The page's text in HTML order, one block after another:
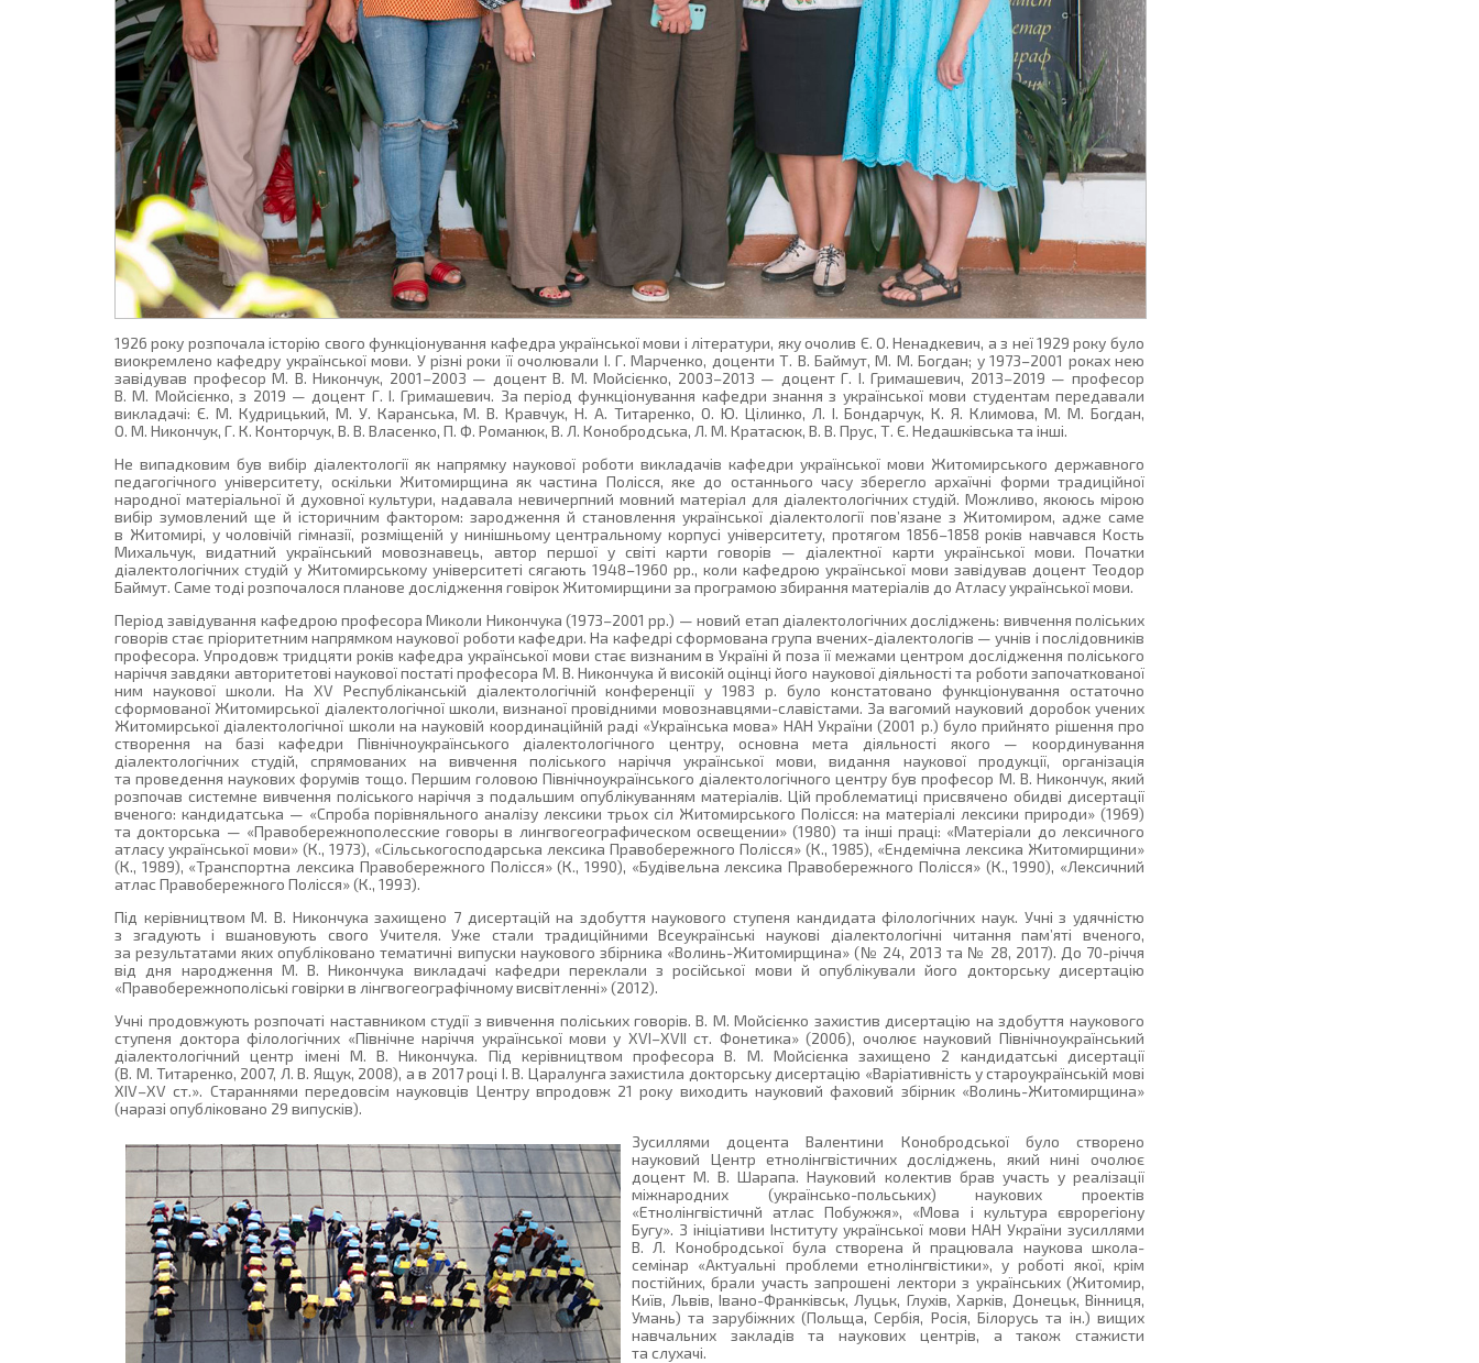
1926 року розпочала історію свого функціонування кафедра української мови і літератури, яку очолив Є. О. Ненадкевич, а з неї 1929 року було
виокремлено кафедру української мови. У різні роки її очолювали І. Г. Марченко, доценти Т. В. Баймут, М. М. Богдан; у 1973–2001 роках нею
завідував професор М. В. Никончук, 2001–2003 — доцент В. М. Мойсієнко, 2003–2013 — доцент Г. І. Гримашевич, 2013–2019 — професор
В. М. Мойсієнко, з 2019 — доцент Г. І. Гримашевич. За період функціонування кафедри знання з української мови студентам передавали
викладачі: Є. М. Кудрицький, М. У. Каранська, М. В. Кравчук, Н. А. Титаренко, О. Ю. Цілинко, Л. І. Бондарчук, К. Я. Климова, М. М. Богдан,
О. М. Никончук, Г. К. Конторчук, В. В. Власенко, П. Ф. Романюк, В. Л. Конобродська, Л. М. Кратасюк, В. В. Прус, Т. Є. Недашківська та інші.
Не випадковим був вибір діалектології як напрямку наукової роботи викладачів кафедри української мови Житомирського державного
педагогічного університету, оскільки Житомирщина як частина Полісся, яке до останнього часу зберегло архаїчні форми традиційної
народної матеріальної й духовної культури, надавала невичерпний мовний матеріал для діалектологічних студій. Можливо, якоюсь мірою
вибір зумовлений ще й історичним фактором: зародження й становлення української діалектології пов’язане з Житомиром, адже саме
в Житомирі, у чоловічій гімназії, розміщеній у нинішньому центральному корпусі університету, протягом 1856–1858 років навчався Кость
Михальчук, видатний український мовознавець, автор першої у світі карти говорів — діалектної карти української мови. Початки
діалектологічних студій у Житомирському університеті сягають 1948–1960 рр., коли кафедрою української мови завідував доцент Теодор
Баймут. Саме тоді розпочалося планове дослідження говірок Житомирщини за програмою збирання матеріалів до Атласу української мови.
Період завідування кафедрою професора Миколи Никончука (1973–2001 рр.) — новий етап діалектологічних досліджень: вивчення поліських
говорів стає пріоритетним напрямком наукової роботи кафедри. На кафедрі сформована група вчених-діалектологів — учнів і послідовників
професора. Упродовж тридцяти років кафедра української мови стає визнаним в Україні й поза її межами центром дослідження поліського
наріччя завдяки авторитетові наукової постаті професора М. В. Никончука й високій оцінці його наукової діяльності та роботи започаткованої
ним наукової школи. На ХV Республіканській діалектологічній конференції у 1983 р. було констатовано функціонування остаточно
сформованої Житомирської діалектологічної школи, визнаної провідними мовознавцями-славістами. За вагомий науковий доробок учених
Житомирської діалектологічної школи на науковій координаційній раді «Українська мова» НАН України (2001 р.) було прийнято рішення про
створення на базі кафедри Північноукраїнського діалектологічного центру, основна мета діяльності якого — координування
діалектологічних студій, спрямованих на вивчення поліського наріччя української мови, видання наукової продукції, організація
та проведення наукових форумів тощо. Першим головою Північноукраїнського діалектологічного центру був професор М. В. Никончук, який
розпочав системне вивчення поліського наріччя з подальшим опублікуванням матеріалів. Цій проблематиці присвячено обидві дисертації
вченого: кандидатська — «Спроба порівняльного аналізу лексики трьох сіл Житомирського Полісся: на матеріалі лексики природи» (1969)
та докторська — «Правобережнополесские говоры в лингвогеографическом освещении» (1980) та інші праці: «Матеріали до лексичного
атласу української мови» (К., 1973), «Сільськогосподарська лексика Правобережного Полісся» (К., 1985), «Ендемічна лексика Житомирщини»
(К., 1989), «Транспортна лексика Правобережного Полісся» (К., 1990), «Будівельна лексика Правобережного Полісся» (К., 1990), «Лексичний
атлас Правобережного Полісся» (К., 1993).
Під керівництвом М. В. Никончука захищено 7 дисертацій на здобуття наукового ступеня кандидата філологічних наук. Учні з удячністю
з згадують і вшановують свого Учителя. Уже стали традиційними Всеукраїнські наукові діалектологічні читання пам’яті вченого,
за результатами яких опубліковано тематичні випуски наукового збірника «Волинь-Житомирщина» (№ 24, 2013 та № 28, 2017). До 70-річчя
від дня народження М. В. Никончука викладачі кафедри переклали з російської мови й опублікували його докторську дисертацію
«Правобережнополіські говірки в лінгвогеографічному висвітленні» (2012).
Учні продовжують розпочаті наставником студії з вивчення поліських говорів. В. М. Мойсієнко захистив дисертацію на здобуття наукового
ступеня доктора філологічних «Північне наріччя української мови у XVI–XVII ст. Фонетика» (2006), очолює науковий Північноукраїнський
діалектологічний центр імені М. В. Никончука. Під керівництвом професора В. М. Мойсієнка захищено 2 кандидатські дисертації
(В. М. Титаренко, 2007, Л. В. Ящук, 2008), а в 2017 році І. В. Царалунга захистила докторську дисертацію «Варіативність у староукраїнській мові
XIV–XV ст.». Стараннями передовсім науковців Центру впродовж 21 року виходить науковий фаховий збірник «Волинь-Житомирщина»
(наразі опубліковано 29 випусків).
Зусиллями доцента Валентини Конобродської було створено
науковий Центр етнолінгвістичних досліджень, який нині очолює
доцент М. В. Шарапа. Науковий колектив брав участь у реалізації
міжнародних (українсько-польських) наукових проектів
«Етнолінгвістичнй атлас Побужжя», «Мова і культура єврорегіону
Бугу». З ініціативи Інституту української мови НАН України зусиллями
В. Л. Конобродської була створена й працювала наукова школа-
семінар «Актуальні проблеми етнолінгвістики», у роботі якої, крім
постійних, брали участь запрошені лектори з українських (Житомир,
Київ, Львів, Івано-Франківськ, Луцьк, Глухів, Харків, Донецьк, Вінниця,
Умань) та зарубіжних (Польща, Сербія, Росія, Білорусь та ін.) вищих
навчальних закладів та наукових центрів, а також стажисти
та слухачі.